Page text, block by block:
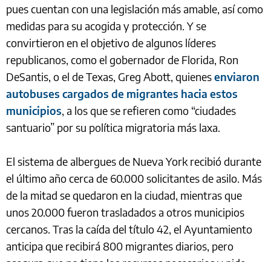
pues cuentan con una legislación más amable, así como
medidas para su acogida y protección. Y se
convirtieron en el objetivo de algunos líderes
republicanos, como el gobernador de Florida, Ron
DeSantis, o el de Texas, Greg Abott, quienesenviaron
autobuses cargados de migrantes hacia estos
municipios, a los que se refieren como “ciudades
santuario” por su política migratoria más laxa.
El sistema de albergues de Nueva York recibió durante
el último año cerca de 60.000 solicitantes de asilo. Más
de la mitad se quedaron en la ciudad, mientras que
unos 20.000 fueron trasladados a otros municipios
cercanos. Tras la caída del título 42, el Ayuntamiento
anticipa que recibirá 800 migrantes diarios, pero